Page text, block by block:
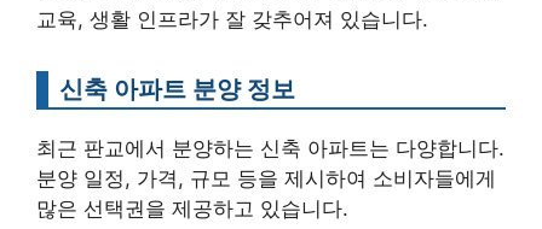
교육, 생활 인프라가 잘 갖추어져 있습니다.
신축 아파트 분양 정보
최근 판교에서 분양하는 신축 아파트는 다양합니다.
분양 일정, 가격, 규모 등을 제시하여 소비자들에게
많은 선택권을 제공하고 있습니다.